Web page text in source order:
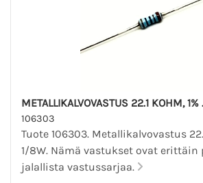
METALLIKALVOVASTUS 22.1 KOHM,
106303
Tuote 106303. Metallikalvovastus
1/8W. Nämä vastukset ovat
jalallista vastussarjaa.